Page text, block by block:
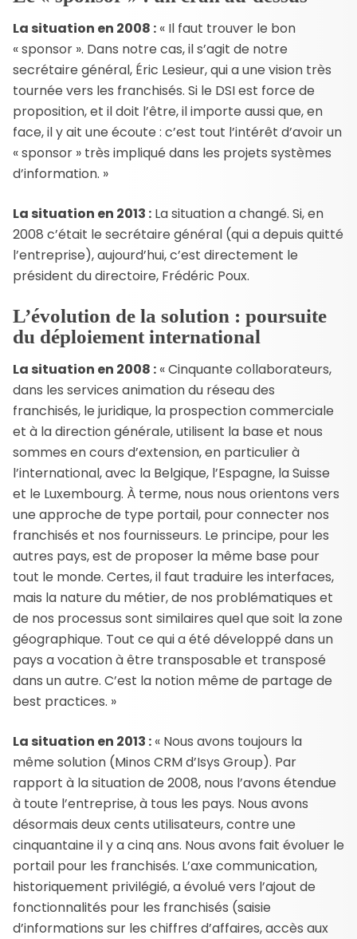
La situation en 2008 : « Il faut trouver le bon
« sponsor ». Dans notre cas, il s’agit de notre
secrétaire général, Éric Lesieur, qui a une vision très
tournée vers les franchisés. Si le DSI est force de
proposition, et il doit l’être, il importe aussi que, en
face, il y ait une écoute : c’est tout l’intérêt d’avoir un
« sponsor » très impliqué dans les projets systèmes
d’information. »
La situation en 2013 : La situation a changé. Si, en
2008 c’était le secrétaire général (qui a depuis quitté
l’entreprise), aujourd’hui, c’est directement le
président du directoire, Frédéric Poux.
L’évolution de la solution : poursuite
du déploiement international
La situation en 2008 : « Cinquante collaborateurs,
dans les services animation du réseau des
franchisés, le juridique, la prospection commerciale
et à la direction générale, utilisent la base et nous
sommes en cours d’extension, en particulier à
l’international, avec la Belgique, l’Espagne, la Suisse
et le Luxembourg. À terme, nous nous orientons vers
une approche de type portail, pour connecter nos
franchisés et nos fournisseurs. Le principe, pour les
autres pays, est de proposer la même base pour
tout le monde. Certes, il faut traduire les interfaces,
mais la nature du métier, de nos problématiques et
de nos processus sont similaires quel que soit la zone
géographique. Tout ce qui a été développé dans un
pays a vocation à être transposable et transposé
dans un autre. C’est la notion même de partage de
best practices. »
La situation en 2013 : « Nous avons toujours la
même solution (Minos CRM d’Isys Group). Par
rapport à la situation de 2008, nous l’avons étendue
à toute l’entreprise, à tous les pays. Nous avons
désormais deux cents utilisateurs, contre une
cinquantaine il y a cinq ans. Nous avons fait évoluer le
portail pour les franchisés. L’axe communication,
historiquement privilégié, a évolué vers l’ajout de
fonctionnalités pour les franchisés (saisie
d’informations sur les chiffres d’affaires, accès aux